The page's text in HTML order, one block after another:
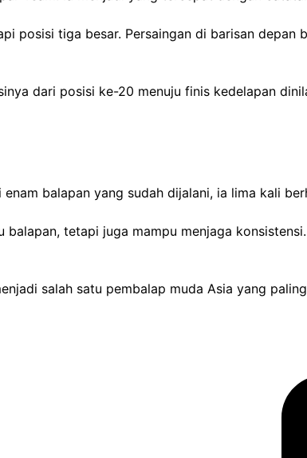
posisi tiga besar. Persaingan di barisan
dari posisi ke-20 menuju finis kedelapan
balapan yang sudah dijalani, ia lima kali
tetapi juga mampu menjaga
salah satu pembalap muda Asia yang